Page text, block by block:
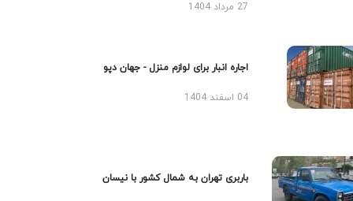
27 مرداد 1404
اجاره انبار برای لوازم منزل - جهان دپو
04 اسفند 1404
باربری تهران به شمال کشور با نیسان